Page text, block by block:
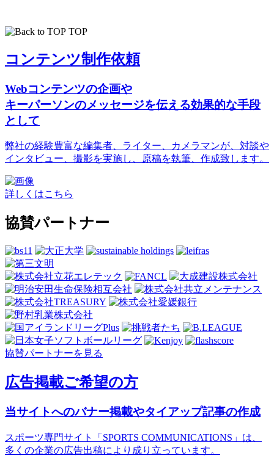
TOP
コンテンツ制作依頼
Webコンテンツの企画や
キーパーソンのメッセージを伝える効果的な手段
として
弊社の経験豊富な編集者、ライター、カメラマンが、対談や
インタビュー、撮影を実施し、原稿を執筆、作成致します。
詳しくはこちら
協賛パートナー
協賛パートナーを見る
広告掲載ご希望の方
当サイトへのバナー掲載やタイアップ記事の作成
スポーツ専門サイト「SPORTS COMMUNICATIONS」は、
多くの企業の広告出稿により成り立っています。